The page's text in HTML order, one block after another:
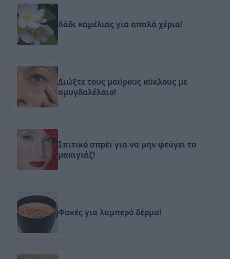
Λάδι καμέλιας για απαλά χέρια!
Διώξτε τους μαύρους κύκλους με
αμυγδαλέλαιο!
Σπιτικό σπρέι για να μην φεύγει το
μακιγιάζ!
Φακές για λαμπερό δέρμα!